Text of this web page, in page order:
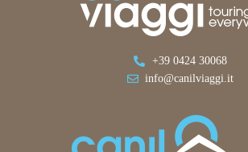
+39 0424 30068
info@canilviaggi.it